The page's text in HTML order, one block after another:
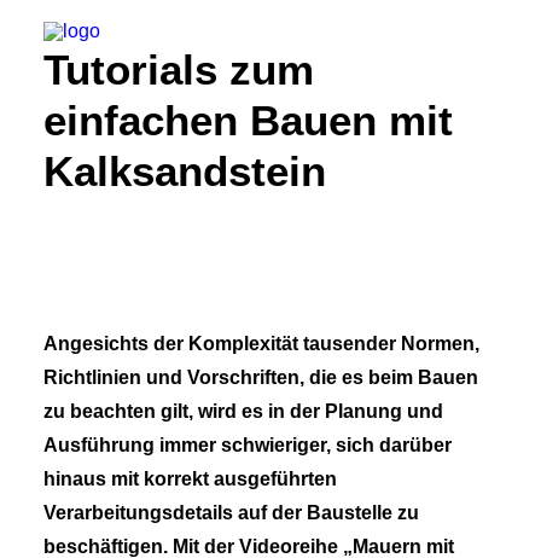
Tutorials zum
einfachen Bauen mit
Kalksandstein
Angesichts der Komplexität tausender Normen,
Richtlinien und Vorschriften, die es beim Bauen
zu beachten gilt, wird es in der Planung und
Ausführung immer schwieriger, sich darüber
hinaus mit korrekt ausgeführten
Verarbeitungsdetails auf der Baustelle zu
beschäftigen. Mit der Videoreihe „Mauern mit